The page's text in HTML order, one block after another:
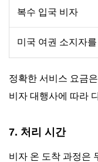
복수 입국 비자
미국 여권 소지자
정확한 서비스 요금
비자 대행사에 따라
7. 처리 시간
비자 온 도착 과정은